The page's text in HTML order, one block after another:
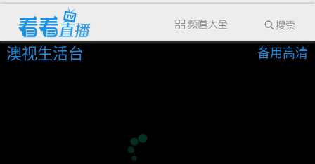
澳视生活台 备用高清